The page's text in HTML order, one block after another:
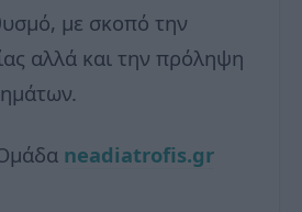
με σκοπό την
αλλά και την πρόληψη
neadiatrofis.gr